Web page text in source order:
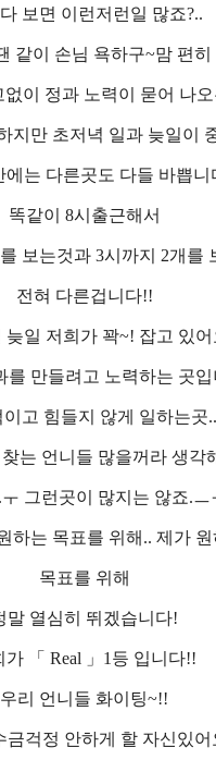
보면 이런저런일 많죠?..
같이 손님 욕하구~맘 편
이 정과 노력이 묻어 나
지만 초저녁 일과 늦일이
에는 다른곳도 다들 바쁩니
똑같이 8시출근해서
보는것과 3시까지 2개를
전혀 다른겁니다!!
늦일 저희가 꽉~! 잡고 있어
를 만들려고 노력하는 곳입
이고 힘들지 않게 일하는곳..
는 언니들 많을꺼라 생각
그런곳이 많지는 않죠.ㅡ
하는 목표를 위해.. 제가 원
목표를 위해
말 열심히 뛰겠습니다!
가 「 Real 」1등 입니다!!
우리 언니들 화이팅~!!
금걱정 안하게 할 자신있어